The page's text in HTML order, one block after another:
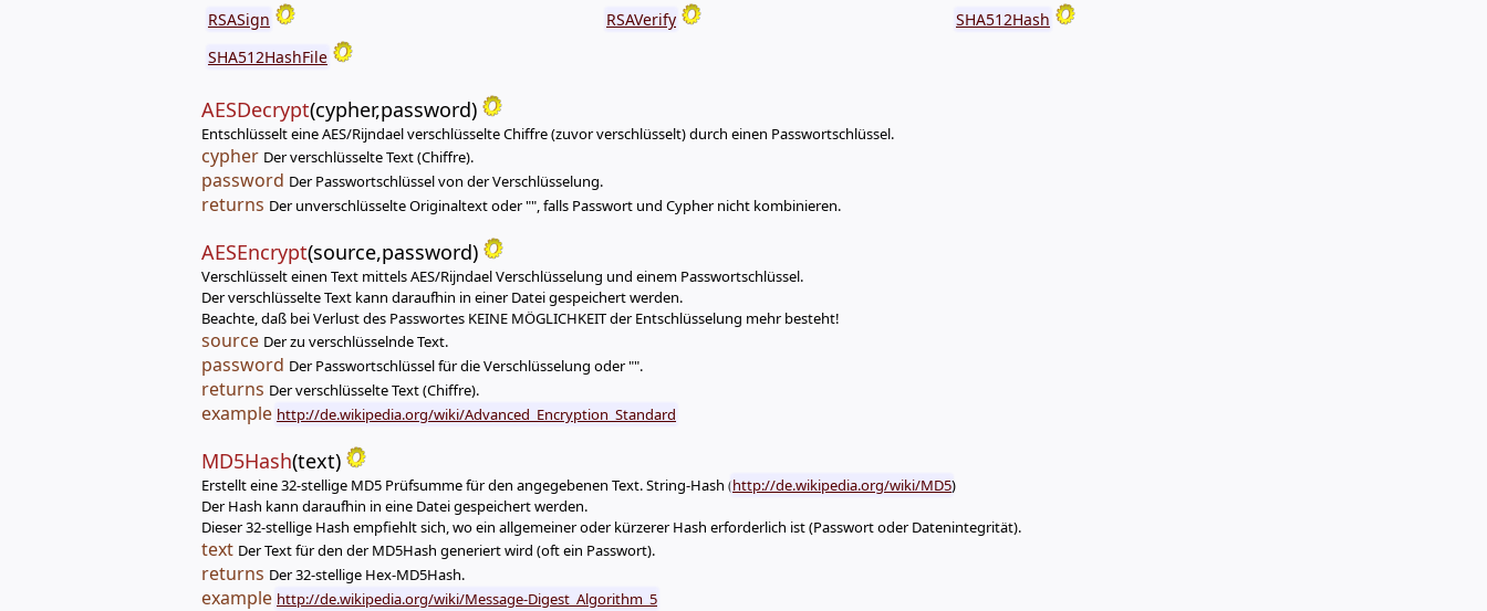
RSASign
RSAVerify
SHA512Hash
SHA512HashFile
AESDecrypt(cypher,password)
Entschlüsselt eine AES/Rijndael verschlüsselte Chiffre (zuvor verschlüsselt) durch einen Passwortschlüssel.
cypher Der verschlüsselte Text (Chiffre).
password Der Passwortschlüssel von der Verschlüsselung.
returns Der unverschlüsselte Originaltext oder "", falls Passwort und Cypher nicht kombinieren.
AESEncrypt(source,password)
Verschlüsselt einen Text mittels AES/Rijndael Verschlüsselung und einem Passwortschlüssel.
Der verschlüsselte Text kann daraufhin in einer Datei gespeichert werden.
Beachte, daß bei Verlust des Passwortes KEINE MÖGLICHKEIT der Entschlüsselung mehr besteht!
source Der zu verschlüsselnde Text.
password Der Passwortschlüssel für die Verschlüsselung oder "".
returns Der verschlüsselte Text (Chiffre).
example http://de.wikipedia.org/wiki/Advanced_Encryption_Standard
MD5Hash(text)
Erstellt eine 32-stellige MD5 Prüfsumme für den angegebenen Text. String-Hash (http://de.wikipedia.org/wiki/MD5)
Der Hash kann daraufhin in eine Datei gespeichert werden.
Dieser 32-stellige Hash empfiehlt sich, wo ein allgemeiner oder kürzerer Hash erforderlich ist (Passwort oder Datenintegrität).
text Der Text für den der MD5Hash generiert wird (oft ein Passwort).
returns Der 32-stellige Hex-MD5Hash.
example http://de.wikipedia.org/wiki/Message-Digest_Algorithm_5